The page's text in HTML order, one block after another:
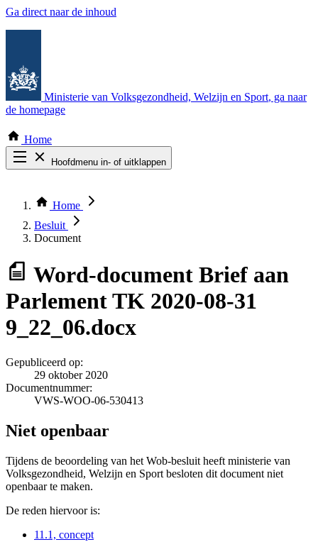
Ga direct naar de inhoud
Ministerie van Volksgezondheid, Welzijn en Sport, ga naar
de homepage
Home
Hoofdmenu in- of uitklappen
Thema COVID-19
Bekijk per bestuursorgaan
Home
Besluit
Document
Word-document Brief aan
Parlement TK 2020-08-31
9_22_06.docx
Gepubliceerd op:
29 oktober 2020
Documentnummer:
VWS-WOO-06-530413
Niet openbaar
Tijdens de beoordeling van het Wob-besluit heeft ministerie van
Volksgezondheid, Welzijn en Sport besloten dit document niet
openbaar te maken.
De reden hiervoor is:
11.1, concept